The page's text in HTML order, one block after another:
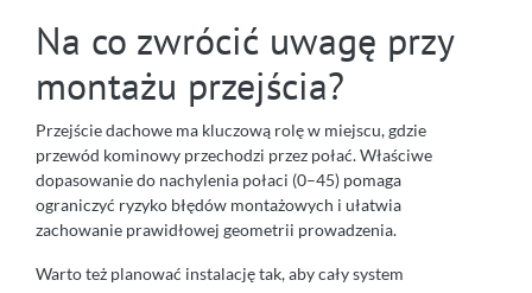
Na co zwrócić uwagę przy
montażu przejścia?
Przejście dachowe ma kluczową rolę w miejscu, gdzie
przewód kominowy przechodzi przez połać. Właściwe
dopasowanie do nachylenia połaci (0–45) pomaga
ograniczyć ryzyko błędów montażowych i ułatwia
zachowanie prawidłowej geometrii prowadzenia.
Warto też planować instalację tak, aby cały system